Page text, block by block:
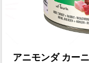
アニモンダ カー